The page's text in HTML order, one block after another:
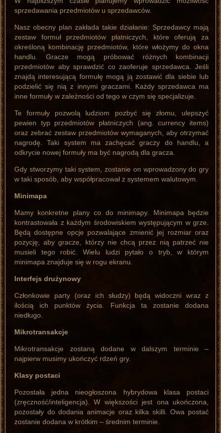
sprzedawania przedmiotów u sprzedawców.
Nasz obecny plan zakłada takie działanie: Sprzedawcy mają
zestaw formuł przedmiotów płatniczych, które oferują za
określoną kombinację przedmiotów, które włożymy do okna
handlu. Gracze mogą próbować różnych kombinacji
przedmiotów aby sprawdzić co zaoferuje sprzedawca. Jeśli
znajdą interesującą formułę mogą ją zostawić dla siebie lub
podzielić się nią z innymi graczami. Każdy sprzedawca ma
inne formuły w zależności od tego w czym się specjalizuje.
Te formuły pozwolą ludziom pozbyć się złomu, ulepszyć
pewien typ przedmiotów płatniczych (ang. currency items)
oraz zebrać zestaw przedmiotów wymaganych, aby otrzymać
nagrodę. Taki system ma zachęcać graczy do handlu, a
odkrycie nowej formuły ma być nagrodą dla gracza.
Gdy stworzymy taki system, zostanie on wprowadzony do gry
w taki sposób, aby współpracował z systemem walutowym.
Minimapa
Mamy konkretne plany co do minimapy. Minimapa będzie
kontrastowała z każdym środowiskiem występującym w grze.
Będą dostępne opcje pozwalające zmienić jej rozmiar oraz
pozycję, aby gracze, którzy nie chcą przez nią patrzeć nie
musieli tego robić. Wielu ludzi pytało o tryb, w którym
minimapa znajduje się w rogu ekranu.
Interfejs drużynowy
Członkowie party (oraz ich słudzy) będą widoczni wraz z
ilością ich punktów życia. Funkcja ta zostanie dodana
niedługo.
Mikrotransakcje
Mikrotransakcje zostaną dodane w dalszym terminie –
najpierw musimy ukończyć rdzeń gry.
Klasy postaci
Pozostała jedna nieogłoszona hybrydowa klasa postaci
(zręczność/inteligencja). W większości jest ona ukończona,
pozostały do dodania animacje oraz kilka skilli. Owa postać
zostanie dodana w krótkim – średnim terminie.